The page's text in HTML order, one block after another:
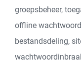
groepsbeheer,
offline
bestandsdeling,